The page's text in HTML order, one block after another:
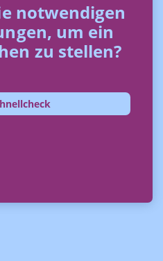
notwendigen
um ein
zu stellen?